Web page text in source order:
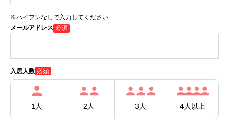
※ハイフンなしで入力してください
メールアドレス 必須
入居人数 必須
1人 2人 3人 4人以上